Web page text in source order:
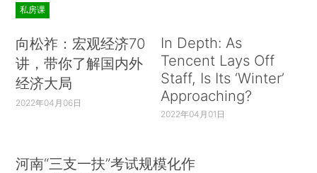
私房课
向松祚：宏观经济70
讲，带你了解国内外
经济大局
2022年04月06日
In Depth: As
Tencent Lays Off
Staff, Is Its ‘Winter’
Approaching?
2022年04月01日
河南“三支一扶”考试规模化作